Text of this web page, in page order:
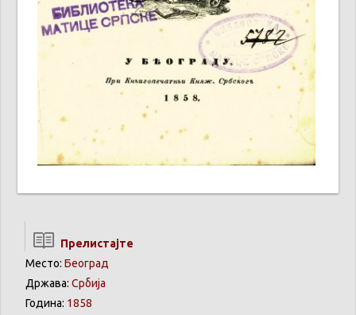
Прелистајте
Место: Београд
Држава: Србија
Година: 1858